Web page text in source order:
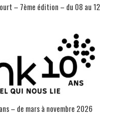
– 7ème édition – du 08 au 12
– de mars à novembre 2026